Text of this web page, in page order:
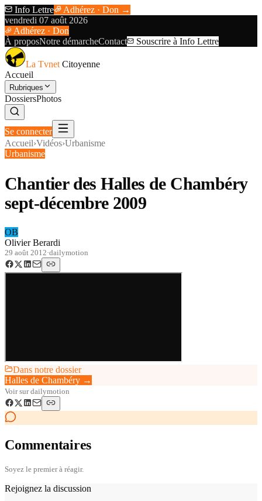
Info Lettre
Adhérez · Don →
vendredi 07 août 2026
Adhérez · Don
À proposNotre démarcheContact Souscrire à Info Lettre
La Tvnet Citoyenne
Accueil
Rubriques
DossiersPhotos
Se connecter
Accueil›Vidéos›Urbanisme
Urbanisme
Chantier des Halles de Chambéry
sept-décembre 2009
OB
Olivier Berardi
29 août 2012·dailymotion
Dans notre dossier
Halles de Chambéry →
Voir surdailymotion
Commentaires
Soyez le premier à réagir.
Rejoignez la discussion